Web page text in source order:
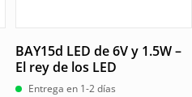
BAY15d LED de 6V y 1.5W –
El rey de los LED
Entrega en 1-2 días